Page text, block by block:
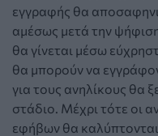
εγγραφής θα
αμέσως μετά την
θα γίνεται μέσω
θα μπορούν να
για τους ανηλίκους θα
στάδιο. Μέχρι τότε οι
εφήβων θα